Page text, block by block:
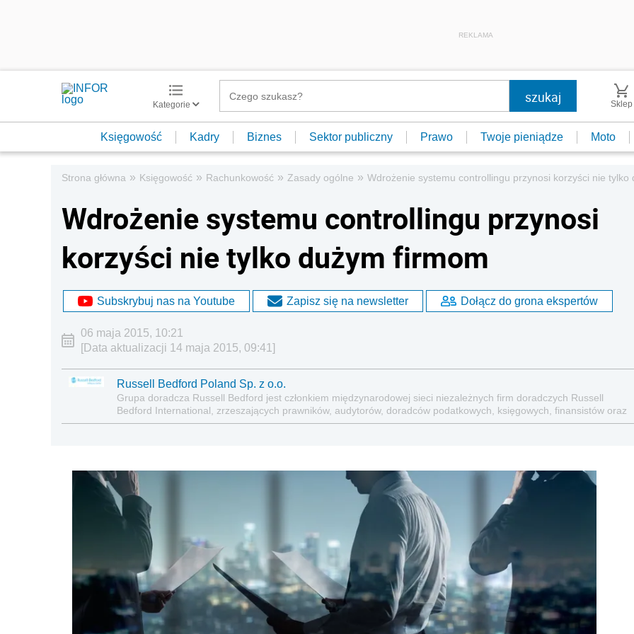
REKLAMA
Kategorie Sklep
Księgowość Kadry Biznes Sektor publiczny Prawo Twoje pieniądze Moto
Strona główna » Księgowość » Rachunkowość » Zasady ogólne » Wdrożenie systemu controllingu przynosi korzyści nie tylko
Wdrożenie systemu controllingu przynosi
korzyści nie tylko dużym firmom
Subskrybuj nas na Youtube Zapisz się na newsletter Dołącz do grona ekspertów
06 maja 2015, 10:21
[Data aktualizacji 14 maja 2015, 09:41]
Russell Bedford Poland Sp. z o.o.
Grupa doradcza Russell Bedford jest członkiem międzynarodowej sieci niezależnych firm doradczych Russell
Bedford International, zrzeszających prawników, audytorów, doradców podatkowych, księgowych, finansistów oraz
doradców biznesowych. Russell Bedford doradza klientom w ponad 90 krajach na całym świecie. Grupa posiada